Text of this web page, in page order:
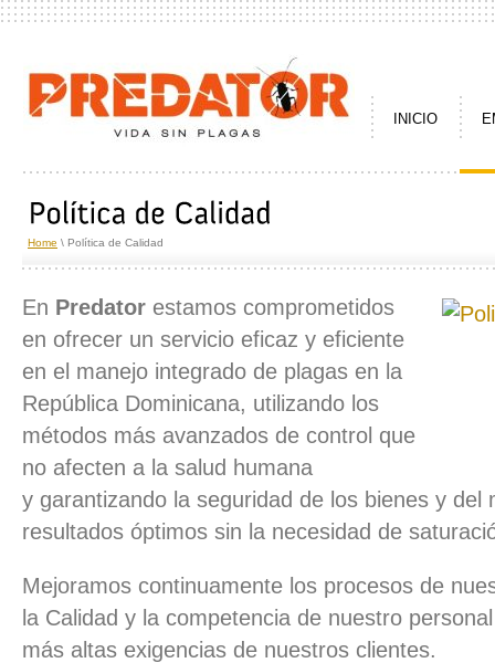
INICIO
Home \ Política de Calidad
En Predator estamos comprometidos
en ofrecer un servicio eficaz y eficiente
en el manejo integrado de plagas en la
República Dominicana, utilizando los
métodos más avanzados de control que
no afecten a la salud humana
y garantizando la seguridad de los bienes y del
resultados óptimos sin la necesidad de
Mejoramos continuamente los procesos de
la Calidad y la competencia de nuestro
más altas exigencias de nuestros clientes.